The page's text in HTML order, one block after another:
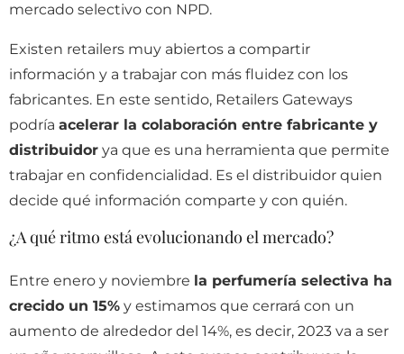
mercado selectivo con NPD.
Existen retailers muy abiertos a compartir
información y a trabajar con más fluidez con los
fabricantes. En este sentido, Retailers Gateways
podría acelerar la colaboración entre fabricante y
distribuidor ya que es una herramienta que permite
trabajar en confidencialidad. Es el distribuidor quien
decide qué información comparte y con quién.
¿A qué ritmo está evolucionando el mercado?
Entre enero y noviembre la perfumería selectiva ha
crecido un 15% y estimamos que cerrará con un
aumento de alrededor del 14%, es decir, 2023 va a ser